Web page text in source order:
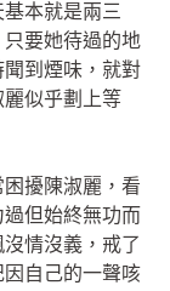
本就是兩三
要她待過的地
到煙味，就對
似乎劃上等
擾陳淑麗，看
但始終無功而
情沒義，戒了
自己的一聲咳